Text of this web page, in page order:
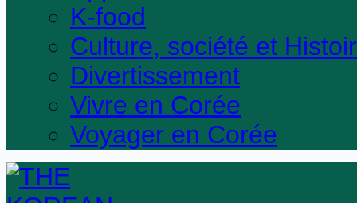
K-food
Culture, société et
Divertissement
Vivre en Corée
Voyager en Corée